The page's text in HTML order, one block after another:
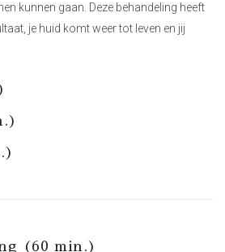
kunnen gaan. Deze behandeling heeft
je huid komt weer tot leven en jij
(60 min.)